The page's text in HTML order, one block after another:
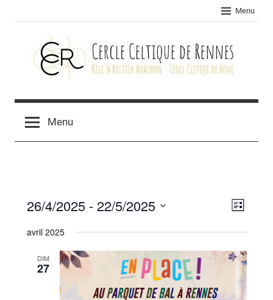
Menu
Cercle
celtique
Menu
par
Liste
26/4/2025 - 22/5/2025
date.
avril 2025
DIM
27